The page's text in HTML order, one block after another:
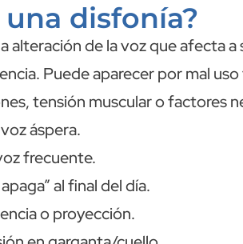
una disfonía?
alteración de la voz que afecta
Puede aparecer por mal
tensión muscular o factores
áspera.
frecuente.
al final del día.
o proyección.